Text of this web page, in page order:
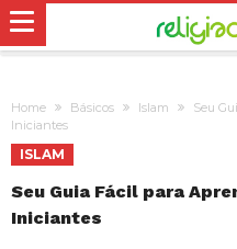
Home Básicos Islam
Seu
Iniciantes
ISLAM
Seu Guia Fácil para
Iniciantes